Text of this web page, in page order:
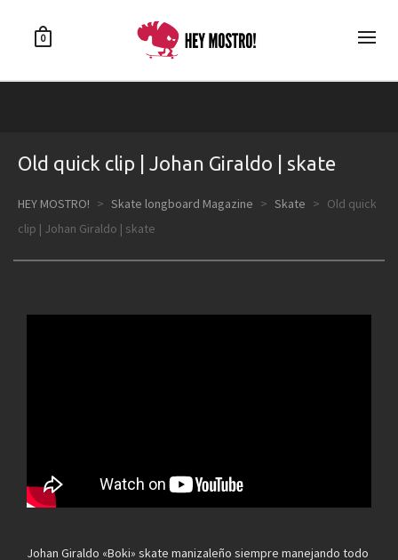
0
Old quick clip | Johan Giraldo | skate
HEY MOSTRO! > Skate longboard Magazine > Skate > Old quick
clip | Johan Giraldo | skate
Johan Giraldo «Boki» skate manizaleño siempre manejando todo